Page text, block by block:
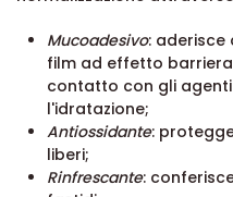
normalizzazione
Mucoadesivo: aderisce
film ad effetto
contatto con gli
l'idratazione;
Antiossidante :
liberi;